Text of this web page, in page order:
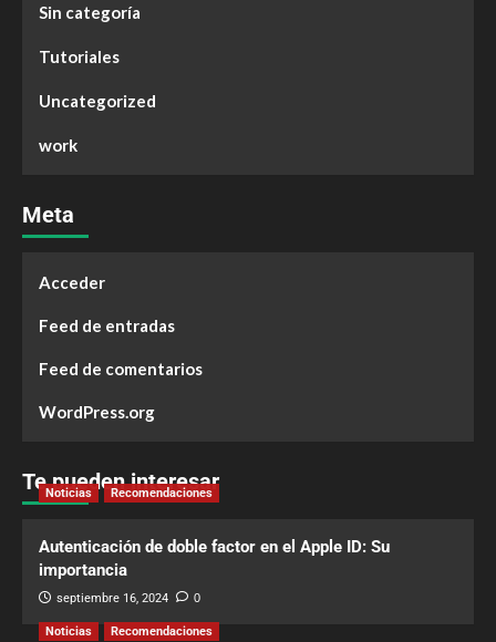
Sin categoría
Tutoriales
Uncategorized
work
Meta
Acceder
Feed de entradas
Feed de comentarios
WordPress.org
Te pueden interesar
Noticias Recomendaciones
Autenticación de doble factor en el Apple ID: Su
importancia
septiembre 16, 2024 0
Noticias Recomendaciones